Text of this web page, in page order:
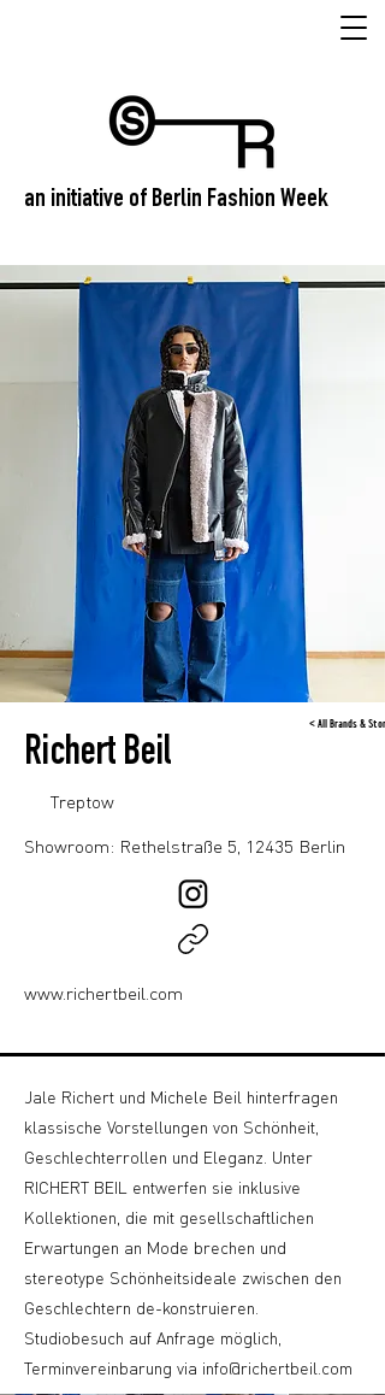
an initiative of Berlin Fashion Week
< All Brands &
Richert Beil
Treptow
Showroom: Rethelstraße 5, 12435 Berlin
www.richertbeil.com
Jale Richert und Michele Beil hinterfragen
klassische Vorstellungen von Schönheit,
Geschlechterrollen und Eleganz. Unter
RICHERT BEIL entwerfen sie inklusive
Kollektionen, die mit gesellschaftlichen
Erwartungen an Mode brechen und
stereotype Schönheitsideale zwischen den
Geschlechtern de-konstruieren.
Studiobesuch auf Anfrage möglich,
Terminvereinbarung via info@richertbeil.com